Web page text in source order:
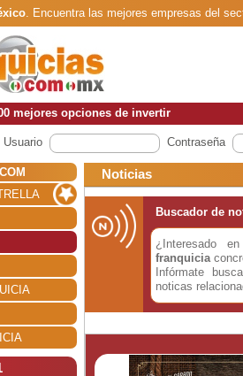
. Encuentra las mejores empresas del
mejores opciones de invertir
Usuario Contraseña
Noticias
Buscador de
¿Interesado
franquicia
Infórmate
noticas